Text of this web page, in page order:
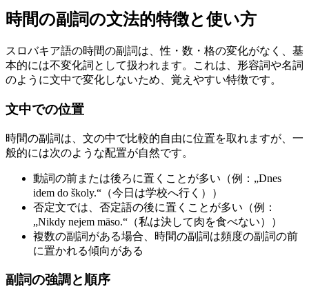
時間の副詞の文法的特徴と使い方
スロバキア語の時間の副詞は、性・数・格の変化がなく、基
本的には不変化詞として扱われます。これは、形容詞や名詞
のように文中で変化しないため、覚えやすい特徴です。
文中での位置
時間の副詞は、文の中で比較的自由に位置を取れますが、一
般的には次のような配置が自然です。
動詞の前または後ろに置くことが多い（例：„Dnes
idem do školy.“（今日は学校へ行く））
否定文では、否定語の後に置くことが多い（例：
„Nikdy nejem mäso.“（私は決して肉を食べない））
複数の副詞がある場合、時間の副詞は頻度の副詞の前
に置かれる傾向がある
副詞の強調と順序